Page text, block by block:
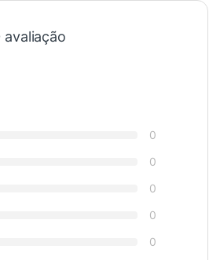
avaliação
0
0
0
0
0